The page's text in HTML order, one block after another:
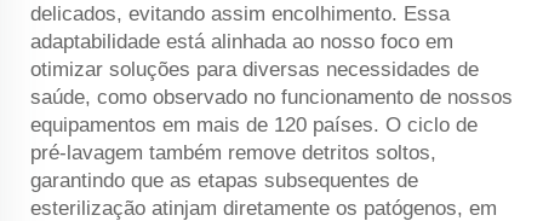
delicados, evitando assim encolhimento. Essa
adaptabilidade está alinhada ao nosso foco em
otimizar soluções para diversas necessidades de
saúde, como observado no funcionamento de nossos
equipamentos em mais de 120 países. O ciclo de
pré-lavagem também remove detritos soltos,
garantindo que as etapas subsequentes de
esterilização atinjam diretamente os patógenos, em